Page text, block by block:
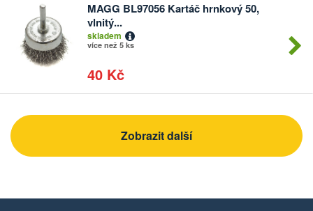
MAGG BL97056 Kartáč hrnkový 50,
vlnitý...
skladem
více než 5 ks
40 Kč
Počet
Zobrazit další